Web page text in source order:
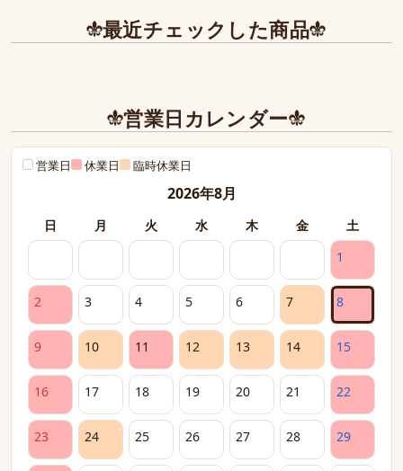
また、丁寧であたたかいお手紙やプレゼントまで同封下さ
り有難うございました！感激致しました。
最近チェックした商品
営業日カレンダー
営業日 休業日 臨時休業日
2026年8月
日 月 火 水 木 金
土
1
2 3 4 5 6 7 8
9 10 11 12 13 14 15
16 17 18 19 20 21 22
23 24 25 26 27 28 29